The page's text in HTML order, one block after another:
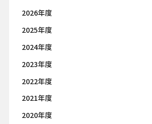
2026年度
2025年度
2024年度
2023年度
2022年度
2021年度
2020年度